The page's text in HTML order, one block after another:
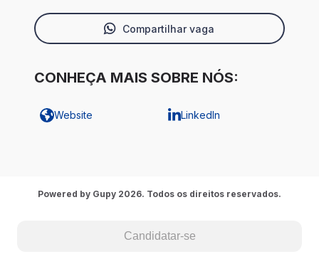
Compartilhar vaga
CONHEÇA MAIS SOBRE NÓS:
Website LinkedIn
Candidatar-se
Powered by Gupy 2026. Todos os direitos reservados.